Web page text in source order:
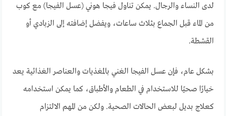
لدى النساء والرجال. يمكن تناول فيجا هوني (عسل الفيجا) مع كوب
من الماء قبل الجماع بثلاث ساعات، ويفضل إضافته إلى الزبادي أو
القشطة.
بشكل عام، فإن عسل الفيجا الغني بالمغذيات والعناصر الغذائية يعد
خيارًا صحيًا للاستخدام في الطعام والأطباق، كما يمكن استخدامه
كعلاج بديل لبعض الحالات الصحية. ولكن من المهم الالتزام